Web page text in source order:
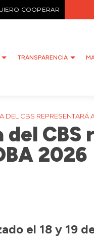
COOPERAR
TRANSPARENCIA
DEL CBS REPRESENTARÁ
CBS
2026
el 18 y 19